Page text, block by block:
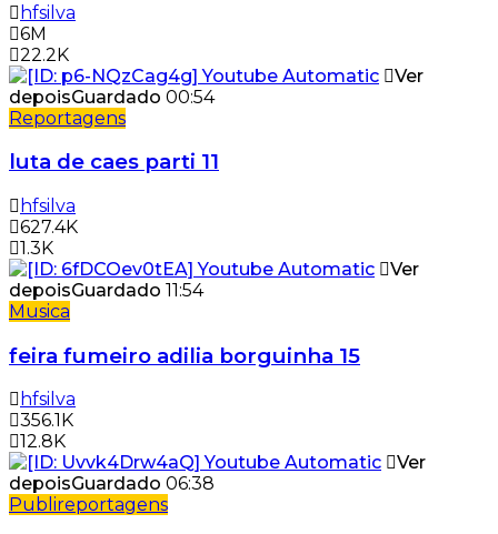
hfsilva
6M
22.2K
Ver
depoisGuardado 00:54
Reportagens
luta de caes parti 11
hfsilva
627.4K
1.3K
Ver
depoisGuardado 11:54
Musica
feira fumeiro adilia borguinha 15
hfsilva
356.1K
12.8K
Ver
depoisGuardado 06:38
Publireportagens